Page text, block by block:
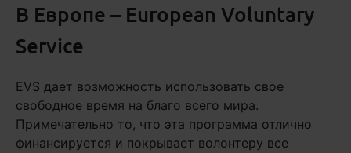
В Европе – European Voluntary
Service
EVS дает возможность использовать свое
свободное время на благо всего мира.
Примечательно то, что эта программа отлично
финансируется и покрывает волонтеру все